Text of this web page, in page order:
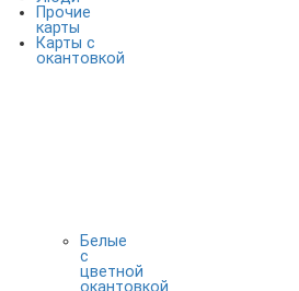
Прочие
карты
Карты с
окантовкой
Белые
с
цветной
окантовкой